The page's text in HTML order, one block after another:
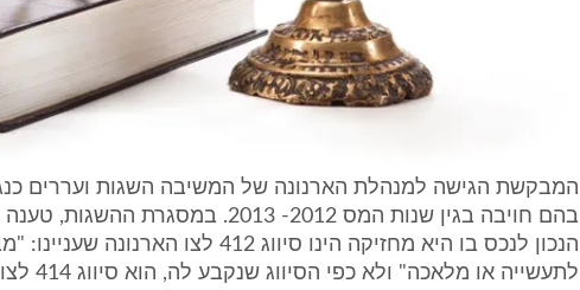
המבקשת הגישה למנהלת הארנונה של המשיבה השגות ועררים
בהם חויבה בגין שנות המס 2012- 2013.
הנכון לנכס בו היא מחזיקה הינו סיווג 412 לצו
לתעשייה